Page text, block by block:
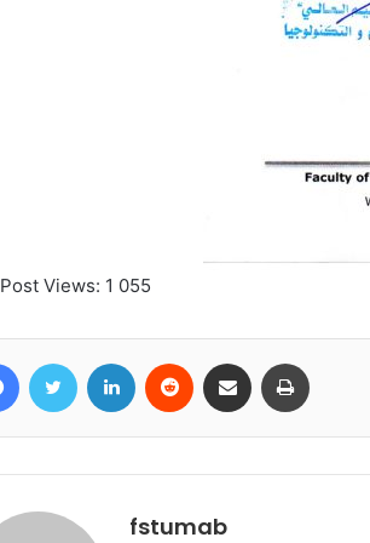
Post Views: 1 055
FacebookTwitter Linkedin Reddit Partager par email
fstumab